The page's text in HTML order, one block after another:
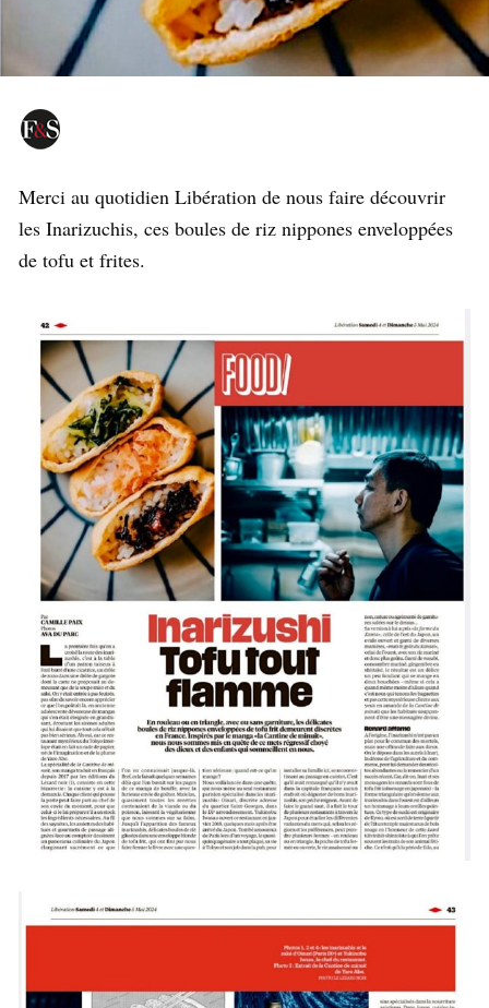
Merci au quotidien Libération de nous faire découvrir
les Inarizuchis, ces boules de riz nippones enveloppées
de tofu et frites.